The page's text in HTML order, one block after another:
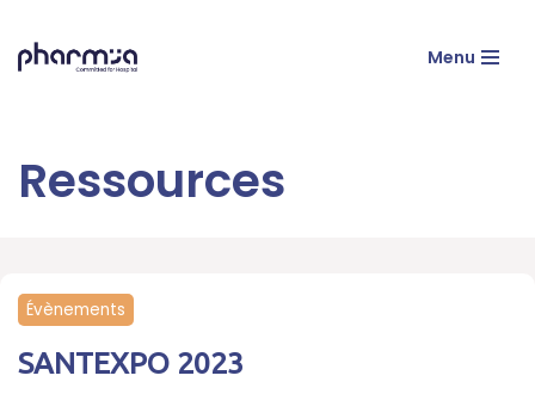
Aller
Menu
SANTEXPO 2023
Évènements